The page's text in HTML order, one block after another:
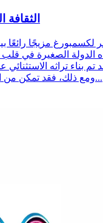
لكسمبورغ مزيجًا رائعًا
الدولة الصغيرة في قلب
تم بناء تراثه
ومع ذلك، فقد تمكن من الحفاظ على هوية وطنية قوية وممي...